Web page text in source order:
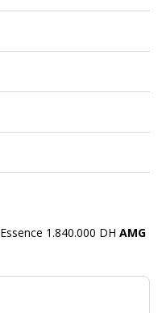
Essence 1.840.000 DH AMG